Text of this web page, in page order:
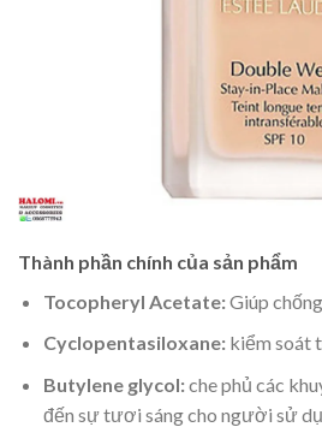
Thành phần chính của sản phẩm
Tocopheryl Acetate:Giúp
Cyclopentasiloxane:kiểm soát
Butylene glycol:che phủ các
đến sự tươi sáng cho người sử